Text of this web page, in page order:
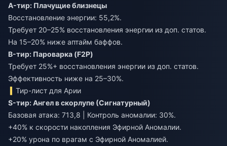
A-тир: Плачущие близнецы
Восстановление энергии: 55,2%.
Требует 20–25% восстановления энергии из доп. статов.
На 15–20% ниже аптайм баффов.
B-тир: Пароварка (F2P)
Требует 25%+ восстановления энергии из доп. статов.
Эффективность ниже на 25–30%.
Тир-лист для Арии
S-тир: Ангел в скорлупе (Сигнатурный)
Базовая атака: 713,8 | Контроль аномалии: 30%.
+40% к скорости накопления Эфирной Аномалии.
+20% урона по врагам с Эфирной Аномалией.